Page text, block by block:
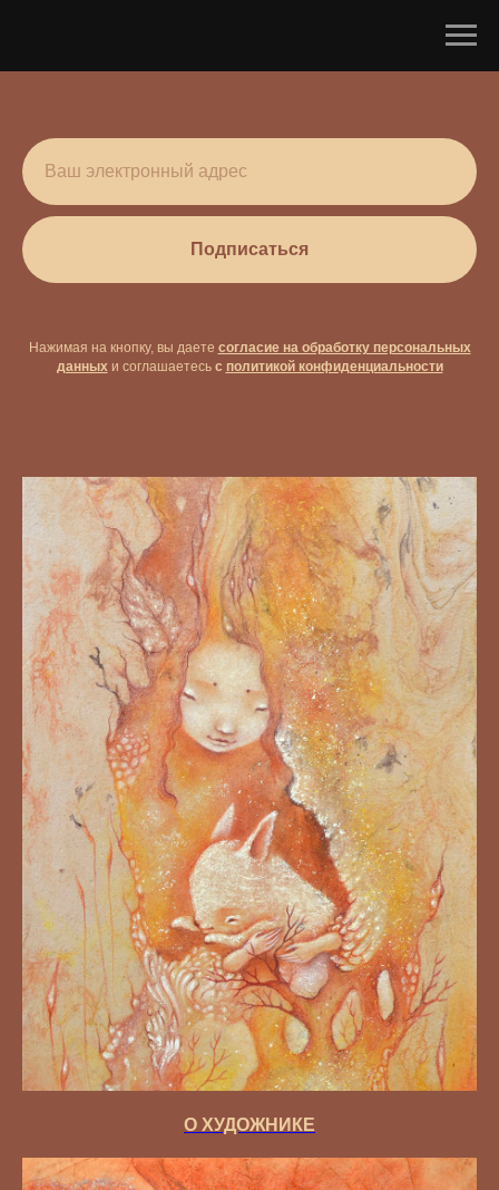
Подписаться
Нажимая на кнопку, вы даете согласие на обработку персональных
данных и соглашаетесь c политикой конфиденциальности
О ХУДОЖНИКЕ